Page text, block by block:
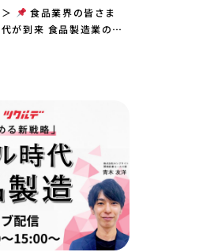
食品業界の皆さま
が到来 食品製造業の現